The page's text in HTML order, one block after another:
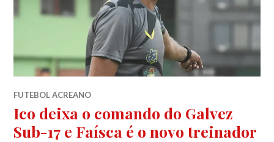
FUTEBOL ACREANO
Ico deixa o comando do Galvez
Sub-17 e Faísca é o novo treinador